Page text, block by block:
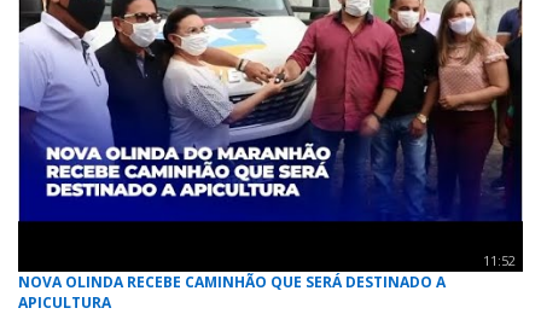
11:52
NOVA OLINDA RECEBE CAMINHÃO QUE SERÁ DESTINADO A
APICULTURA